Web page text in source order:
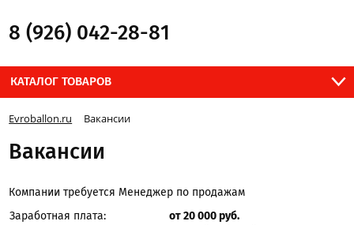
8 (926) 042-28-81
КАТАЛОГ ТОВАРОВ
Evroballon.ru Вакансии
Вакансии
Компании требуется Менеджер по продажам
Заработная плата:
от 20 000 руб.